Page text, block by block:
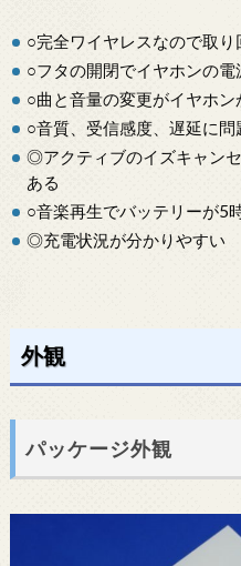
○完全ワイヤレスなので取り
○フタの開閉でイヤホンの電
○曲と音量の変更がイヤホン
○音質、受信感度、遅延に問
◎アクティブのイズキャン
ある
○音楽再生でバッテリーが5
◎充電状況が分かりやすい
外観
パッケージ外観